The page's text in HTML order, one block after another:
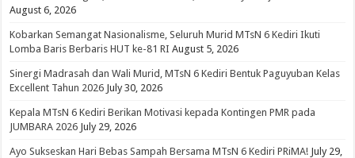
August 6, 2026
Kobarkan Semangat Nasionalisme, Seluruh Murid MTsN 6 Kediri Ikuti
Lomba Baris Berbaris HUT ke-81 RI August 5, 2026
Sinergi Madrasah dan Wali Murid, MTsN 6 Kediri Bentuk Paguyuban Kelas
Excellent Tahun 2026 July 30, 2026
Kepala MTsN 6 Kediri Berikan Motivasi kepada Kontingen PMR pada
JUMBARA 2026 July 29, 2026
Ayo Sukseskan Hari Bebas Sampah Bersama MTsN 6 Kediri PRiMA! July 29,